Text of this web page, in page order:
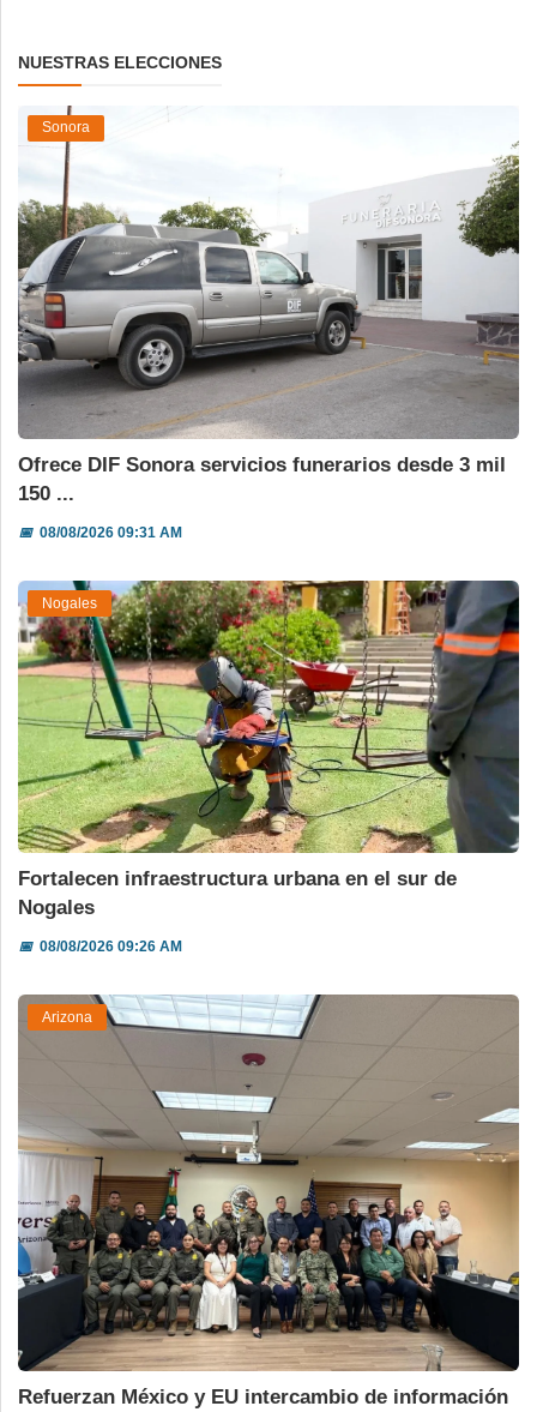
NUESTRAS ELECCIONES
Sonora
Ofrece DIF Sonora servicios funerarios desde 3 mil
150 ...
📅08/08/2026 09:31 AM
Nogales
Fortalecen infraestructura urbana en el sur de
Nogales
📅08/08/2026 09:26 AM
Arizona
Refuerzan México y EU intercambio de información